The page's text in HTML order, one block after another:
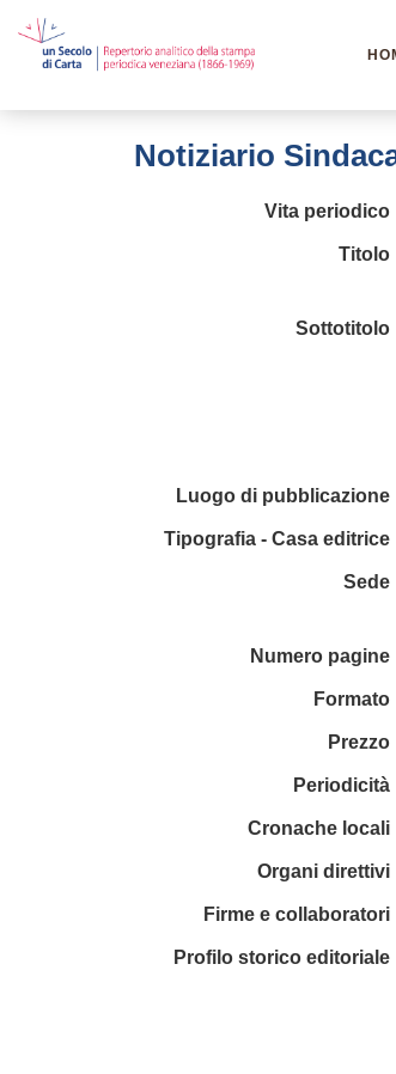
Notiziario
Vita periodico
Titolo
Sottotitolo
Luogo di pubblicazione
Tipografia - Casa editrice
Sede
Numero pagine
Formato
Prezzo
Periodicità
Cronache locali
Organi direttivi
Firme e collaboratori
Profilo storico editoriale